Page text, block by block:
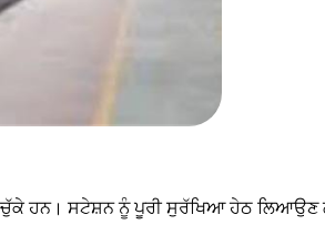
ਹਨ। ਸਟੇਸ਼ਨ ਨੂੰ ਪੂਰੀ ਸੁਰੱਖਿਆ ਹੇਠ